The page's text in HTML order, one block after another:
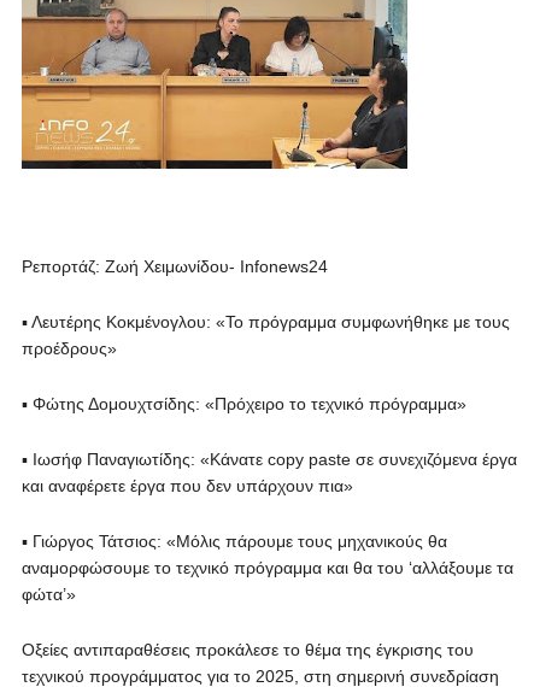
Ρεπορτάζ: Ζωή Χειμωνίδου- Infonews24
▪ Λευτέρης Κοκμένογλου: «Το πρόγραμμα συμφωνήθηκε με τους
προέδρους»
▪ Φώτης Δομουχτσίδης: «Πρόχειρο το τεχνικό πρόγραμμα»
▪ Ιωσήφ Παναγιωτίδης: «Κάνατε copy paste σε συνεχιζόμενα έργα
και αναφέρετε έργα που δεν υπάρχουν πια»
▪ Γιώργος Τάτσιος: «Μόλις πάρουμε τους μηχανικούς θα
αναμορφώσουμε το τεχνικό πρόγραμμα και θα του ‘αλλάξουμε τα
φώτα’»
Οξείες αντιπαραθέσεις προκάλεσε το θέμα της έγκρισης του
τεχνικού προγράμματος για το 2025, στη σημερινή συνεδρίαση